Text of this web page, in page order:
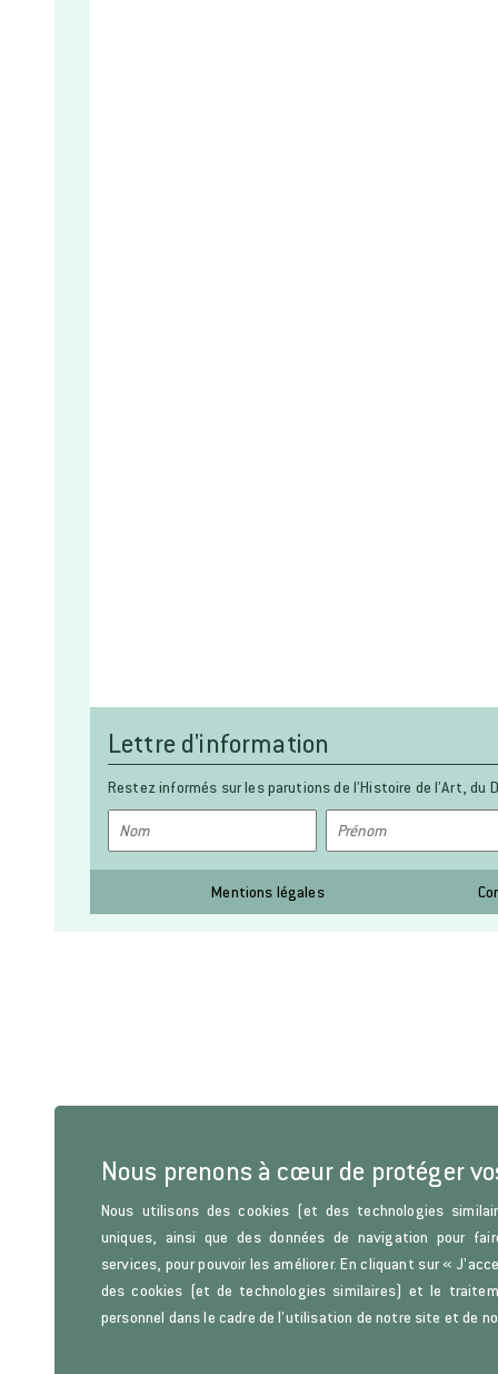
Lettre d'information
Restez informés sur les parutions de l’Histoire de l’Art, du
Mentions légales
Nous prenons à cœur de protéger
Nous utilisons des cookies (et des technologies
uniques, ainsi que des données de navigation pour
services, pour pouvoir les améliorer. En cliquant sur «
des cookies (et de technologies similaires) et le
personnel dans le cadre de l’utilisation de notre site et de